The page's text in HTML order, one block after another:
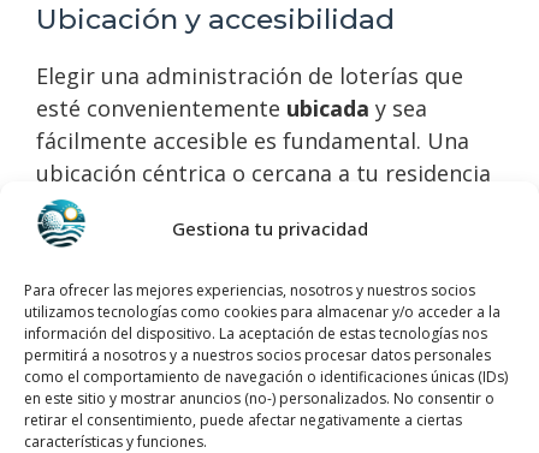
Gestiona tu privacidad
Para ofrecer las mejores experiencias, nosotros y nuestros socios
utilizamos tecnologías como cookies para almacenar y/o acceder a la
información del dispositivo. La aceptación de estas tecnologías nos
permitirá a nosotros y a nuestros socios procesar datos personales
como el comportamiento de navegación o identificaciones únicas (IDs)
en este sitio y mostrar anuncios (no-) personalizados. No consentir o
retirar el consentimiento, puede afectar negativamente a ciertas
características y funciones.
Ubicación y accesibilidad
Elegir una administración de loterías que
esté convenientemente ubicada y sea
fácilmente accesible es fundamental. Una
ubicación céntrica o cercana a tu residencia
puede ahorrarte tiempo y esfuerzo. Además,
es importante considerar elhorario de
servicios adicionales como estacionamiento
o accesibilidad para personas con movilidad
reducida. Estos factores pueden hacer que
tu experiencia sea mucho más cómoda y
agradable.